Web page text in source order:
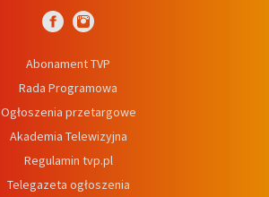
Abonament TVP
Rada Programowa
Ogłoszenia przetargowe
Akademia Telewizyjna
Regulamin tvp.pl
Telegazeta ogłoszenia